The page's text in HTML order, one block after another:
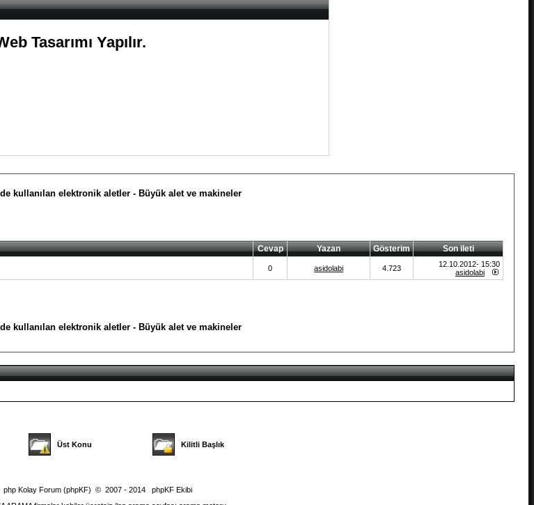
Tasarımı Yapılır.
kullanılan elektronik aletler - Büyük alet ve makineler
Cevap Yazan Gösterim Son ileti
0 asidolabi 4.723
12.10.2012- 15:30
asidolabi
kullanılan elektronik aletler - Büyük alet ve makineler
Üst Konu Kilitli Başlık
php Kolay Forum (phpKF) © 2007 - 2014 phpKF Ekibi